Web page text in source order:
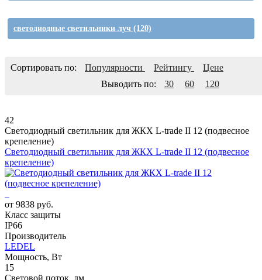
светодиодные светильники луч (120)
Сортировать по: Популярности Рейтингу
Цене
Выводить по:
30 60 120
42
Светодиодный светильник для ЖКХ L-trade II 12 (подвесное
крепеление)
Светодиодный светильник для ЖКХ L-trade II 12 (подвесное
крепеление)
от 9838 руб.
Класс защиты
IP66
Производитель
LEDEL
Мощность, Вт
15
Световой поток, лм